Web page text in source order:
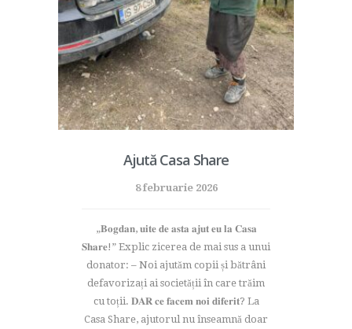
Ajută Casa Share
8 februarie 2026
„𝐁𝐨𝐠𝐝𝐚𝐧, 𝐮𝐢𝐭𝐞 𝐝𝐞 𝐚𝐬𝐭𝐚 𝐚𝐣𝐮𝐭 𝐞𝐮 𝐥𝐚 𝐂𝐚𝐬𝐚
𝐒𝐡𝐚𝐫𝐞!” Explic zicerea de mai sus a unui
donator: – Noi ajutăm copii și bătrâni
defavorizați ai societății în care trăim
cu toții. 𝐃𝐀𝐑 𝐜𝐞 𝐟𝐚𝐜𝐞𝐦 𝐧𝐨𝐢 𝐝𝐢𝐟𝐞𝐫𝐢𝐭? La
Casa Share, ajutorul nu înseamnă doar